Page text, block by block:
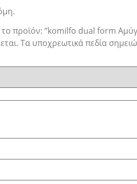
προϊόν: “komilfo dual form
Τα υποχρεωτικά πεδία